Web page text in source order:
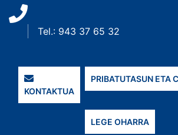
Tel.: 943 37 65 32
KONTAKTUA
PRIBATUTASUN ETA
LEGE OHARRA